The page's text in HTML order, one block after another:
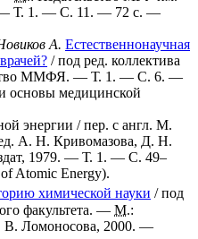
Т. 1. — С. 11. — 72 с. —
А. Естественнонаучная
/ под ред. коллектива
ММФЯ. — Т. 1. — С. 6. —
основы медицинской
энергии / пер. с англ. М.
А. Н. Кривомазова, Д. Н.
1979. — Т. 1. — С. 49–
Atomic Energy).
химической науки / под
факультета. — М.:
Ломоносова, 2000. —